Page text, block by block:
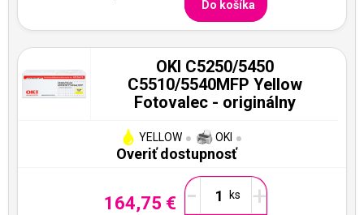
Do košíka
OKI C5250/5450
C5510/5540MFP Yellow
Fotovalec - originálny
YELLOW OKI
Overiť dostupnosť
164,75 € - +